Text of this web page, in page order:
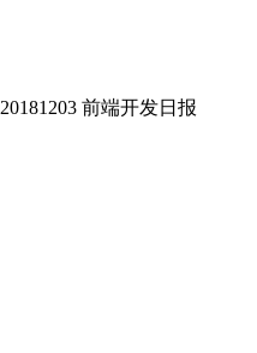
20181203 前端开发日报